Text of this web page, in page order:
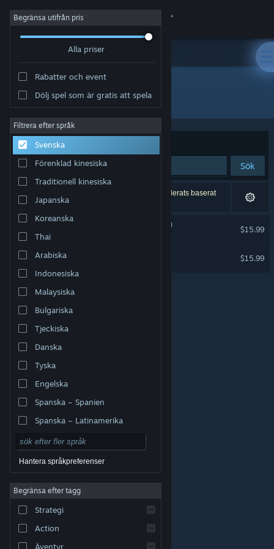
Logga in
Om
Support
Byt språk
Skaffa Steams mobilapp
Se skrivbordswebbplats
varumärken tillhör respektive ägare i USA och andra
Tillgänglighet
Återbetalningar|
Begränsa utifrån pris
Alla priser
Rabatter och event
Dölj spel som är gratis att spela
Filtrera efter språk
Svenska
Förenklad kinesiska
Traditionell kinesiska
Japanska
Koreanska
Thai
Arabiska
Indonesiska
Malaysiska
Bulgariska
Tjeckiska
Danska
Tyska
Engelska
Spanska – Spanien
Spanska – Latinamerika
Hantera språkpreferenser
Begränsa efter tagg
Strategi
Action
Äventyr
Utvecklare: Sporobole
Sortera efter Relevans
Sök
2 träffar matchade din sökning. 2 titlar har exkluderats baserat
på dina preferenser.
Le corps-glitch (multitudes)
$15.99
$15.99